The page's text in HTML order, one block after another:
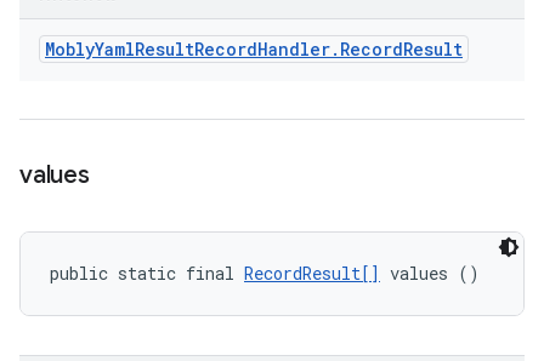
MoblyYamlResultRecordHandler. RecordResult
values
public static final RecordResult[] values ()